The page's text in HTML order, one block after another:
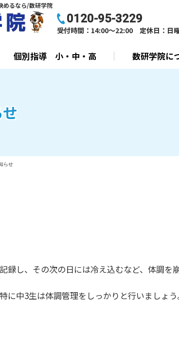
めるなら/数研学院
0120-95-3229
受付時間：14:00～22:00 定休日：日
個別指導 小・中・高 数研学院に
らせ
録し、その次の日には冷え込むなど、体調を
に中3生は体調管理をしっかりと行いましょう